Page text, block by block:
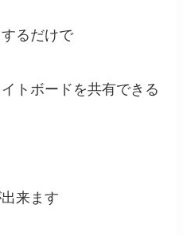
るだけで
トボードを共有できる
来ます